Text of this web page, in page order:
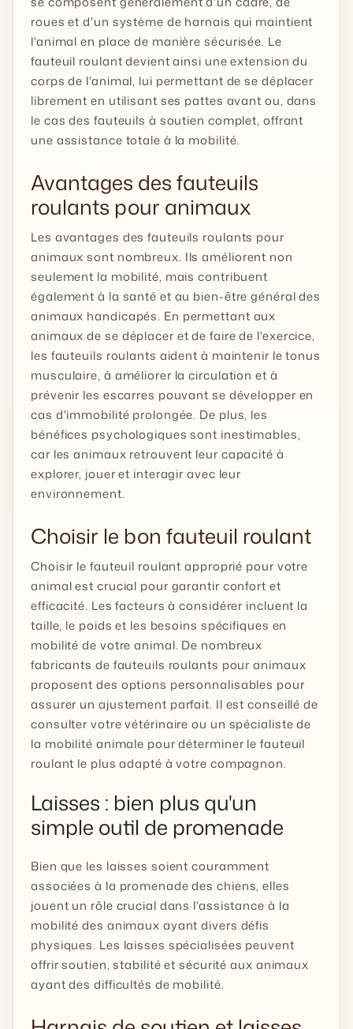
roues et d'un système de harnais qui maintient
l'animal en place de manière sécurisée. Le
fauteuil roulant devient ainsi une extension du
corps de l'animal, lui permettant de se déplacer
librement en utilisant ses pattes avant ou, dans
le cas des fauteuils à soutien complet, offrant
une assistance totale à la mobilité.
Avantages des fauteuils
roulants pour animaux
Les avantages des fauteuils roulants pour
animaux sont nombreux. Ils améliorent non
seulement la mobilité, mais contribuent
également à la santé et au bien-être général des
animaux handicapés. En permettant aux
animaux de se déplacer et de faire de l'exercice,
les fauteuils roulants aident à maintenir le tonus
musculaire, à améliorer la circulation et à
prévenir les escarres pouvant se développer en
cas d'immobilité prolongée. De plus, les
bénéfices psychologiques sont inestimables,
car les animaux retrouvent leur capacité à
explorer, jouer et interagir avec leur
environnement.
Choisir le bon fauteuil roulant
Choisir le fauteuil roulant approprié pour votre
animal est crucial pour garantir confort et
efficacité. Les facteurs à considérer incluent la
taille, le poids et les besoins spécifiques en
mobilité de votre animal. De nombreux
fabricants de fauteuils roulants pour animaux
proposent des options personnalisables pour
assurer un ajustement parfait. Il est conseillé de
consulter votre vétérinaire ou un spécialiste de
la mobilité animale pour déterminer le fauteuil
roulant le plus adapté à votre compagnon.
Laisses : bien plus qu'un
simple outil de promenade
Bien que les laisses soient couramment
associées à la promenade des chiens, elles
jouent un rôle crucial dans l'assistance à la
mobilité des animaux ayant divers défis
physiques. Les laisses spécialisées peuvent
offrir soutien, stabilité et sécurité aux animaux
ayant des difficultés de mobilité.